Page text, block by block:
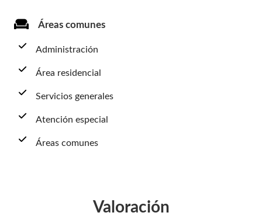
Áreas comunes
Administración
Área residencial
Servicios generales
Atención especial
Áreas comunes
Valoración